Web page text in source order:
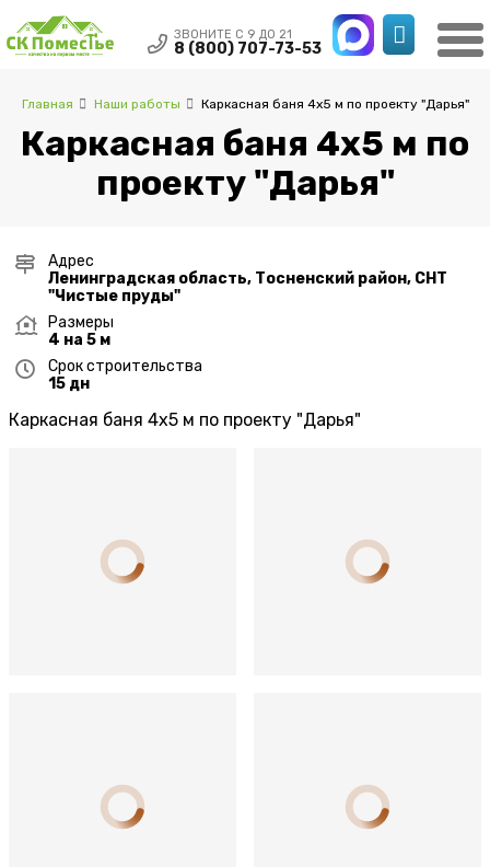
ЗВОНИТЕ С 9 ДО 21
8 (800) 707-73-53
Каркасная баня 4x5 м по
проекту "Дарья"
Главная Наши работы Каркасная баня 4x5 м по проекту "Дарья"
Адрес
Ленинградская область, Тосненский район, СНТ
"Чистые пруды"
Размеры
4 на 5 м
Срок строительства
15 дн
Каркасная баня 4x5 м по проекту "Дарья"